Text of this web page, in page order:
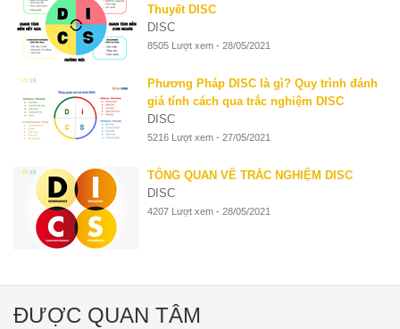
Thuyết DISC
DISC
8505 Lượt xem - 28/05/2021
Phương Pháp DISC là gì? Quy trình đánh
giá tính cách qua trắc nghiệm DISC
DISC
5216 Lượt xem - 27/05/2021
TỔNG QUAN VỀ TRẮC NGHIỆM DISC
DISC
4207 Lượt xem - 28/05/2021
ĐƯỢC QUAN TÂM